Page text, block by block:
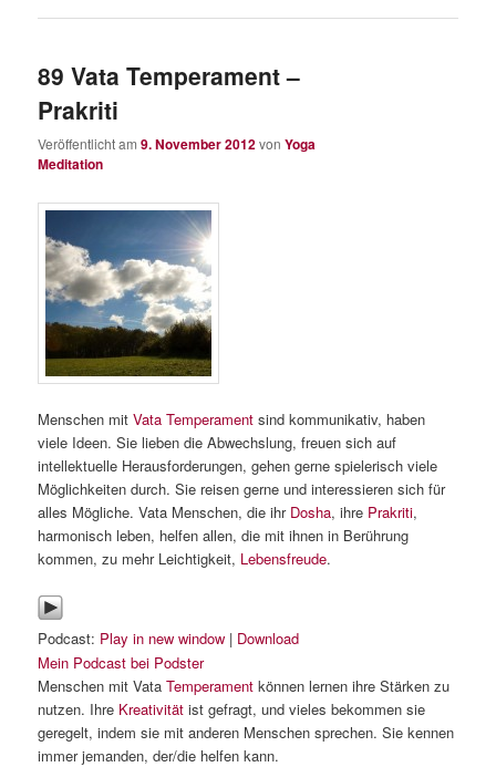
89 Vata Temperament –
Prakriti
Veröffentlicht am9. November 2012vonYoga
Meditation
Menschen mitVataTemperamentsind kommunikativ, haben
viele Ideen. Sie lieben die Abwechslung, freuen sich auf
intellektuelle Herausforderungen, gehen gerne spielerisch viele
Möglichkeiten durch. Sie reisen gerne und interessieren sich für
alles Mögliche. Vata Menschen, die ihr Dosha, ihre Prakriti,
harmonisch leben, helfen allen, die mit ihnen in Berührung
kommen, zu mehr Leichtigkeit, Lebensfreude.
Podcast: Play in new window | Download
Mein Podcast bei Podster
Menschen mit VataTemperamentkönnen lernen ihre Stärken zu
nutzen. Ihre Kreativität ist gefragt, und vieles bekommen sie
geregelt, indem sie mit anderen Menschen sprechen. Sie kennen
immer jemanden, der/die helfen kann.